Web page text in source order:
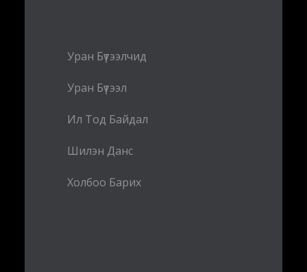
Уран Бүтээлчид
Уран Бүтээл
Ил Тод Байдал
Шилэн Данс
Холбоо Барих